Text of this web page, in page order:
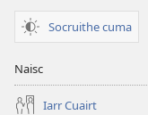
Socruithe cuma
Naisc
Iarr Cuairt